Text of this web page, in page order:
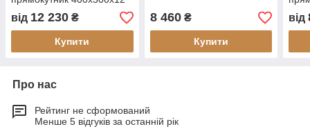
мм
від 12 230 ₴
Купити
8 460₴
Купити
мм
від
Про нас
Рейтинг не сформований
Менше 5 відгуків за останній рік